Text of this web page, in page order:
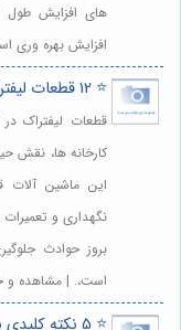
های افزایش طول
افزایش بهره وری
⭐️ 12 قطعات لیفتراک که قبل از تعمیرات باید بررسی شوند ⚠️
قطعات لیفتراک
کارخانه ها، نقش
این ماشین آلات
نگهداری و
بروز حوادث
است،. | مشاهده و
⭐️ 5 نکته کلیدی برای انتخاب بهترین قطعات لیفتراک⚙️